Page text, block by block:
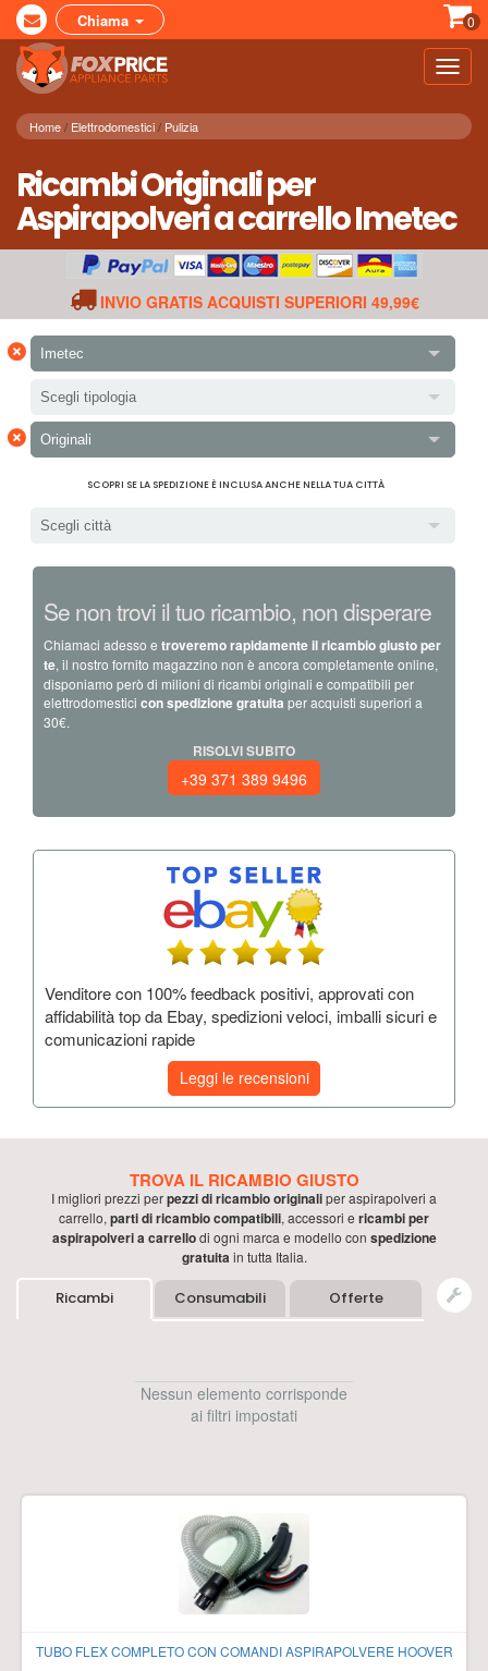
Chiama 0
Home Elettrodomestici Pulizia
Ricambi Originali per
Aspirapolveri a carrello Imetec
INVIO GRATIS ACQUISTI SUPERIORI 49,99€
× Imetec
Scegli tipologia
× Originali
SCOPRI SE LA SPEDIZIONE È INCLUSA ANCHE NELLA TUA CITTÀ
Scegli città
Se non trovi il tuo ricambio, non disperare
Chiamaci adesso e troveremo rapidamente il ricambio giusto per
te, il nostro fornito magazzino non è ancora completamente online,
disponiamo però di milioni di ricambi originali e compatibili per
elettrodomestici con spedizione gratuita per acquisti superiori a
30€.
RISOLVI SUBITO
+39 371 389 9496
Venditore con 100% feedback positivi, approvati con
affidabilità top da Ebay, spedizioni veloci, imballi sicuri e
comunicazioni rapide
Leggi le recensioni
TROVA IL RICAMBIO GIUSTO
I migliori prezzi perpezzi di ricambio originaliperaspirapolveri a
carrello, parti di ricambio compatibili, accessori e ricambi per
aspirapolveri a carrellodi ogni marca e modello con spedizione
gratuita in tutta Italia.
Ricambi Consumabili Offerte
Nessun elemento corrisponde
ai filtri impostati
TUBO FLEX COMPLETO CON COMANDI ASPIRAPOLVERE HOOVER